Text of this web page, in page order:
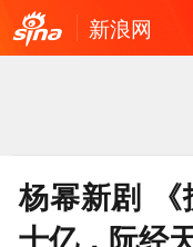
新浪网
杨幂新剧
十亿，阮经